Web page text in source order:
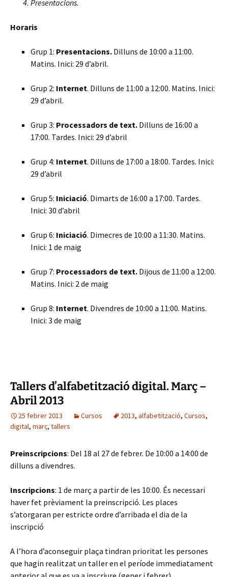
Presentacions.
Horaris
Grup 1: Presentacions. Dilluns de 10:00 a 11:00.
Matins. Inici: 29 d’abril.
Grup 2: Internet. Dilluns de 11:00 a 12:00. Matins. Inici:
29 d’abril.
Grup 3: Processadors de text. Dilluns de 16:00 a
17:00. Tardes. Inici: 29 d’abril
Grup 4: Internet. Dilluns de 17:00 a 18:00. Tardes. Inici:
29 d’abril
Grup 5: Iniciació. Dimarts de 16:00 a 17:00. Tardes.
Inici: 30 d’abril
Grup 6: Iniciació. Dimecres de 10:00 a 11:30. Matins.
Inici: 1 de maig
Grup 7: Processadors de text. Dijous de 11:00 a 12:00.
Matins. Inici: 2 de maig
Grup 8: Internet. Divendres de 10:00 a 11:00. Matins.
Inici: 3 de maig
Tallers d’alfabetització digital. Març –
Abril 2013
25 febrer 2013 Cursos 2013, alfabetització, Cursos,
digital, març, tallers
Preinscripcions: Del 18 al 27 de febrer. De 10:00 a 14:00 de
dilluns a divendres.
Inscripcions: 1 de març a partir de les 10:00. És necessari
haver fet prèviament la preinscripció. Les places
s’atorgaran per estricte ordre d’arribada el dia de la
inscripció
A l’hora d’aconseguir plaça tindran prioritat les persones
que hagin realitzat un taller en el període immediatament